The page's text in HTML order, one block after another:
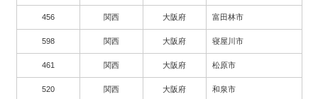
456 関西 大阪府 富田林市
598 関西 大阪府 寝屋川市
461 関西 大阪府 松原市
520 関西 大阪府 和泉市